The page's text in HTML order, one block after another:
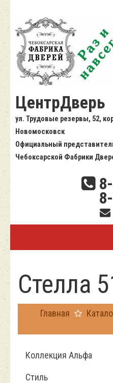
ЦентрДверь
ул. Трудовые резервы, 52,
Новомосковск
Официальный
Чебоксарской Фабрики
8-
Стелла
Главная
Коллекция Альфа
Стиль